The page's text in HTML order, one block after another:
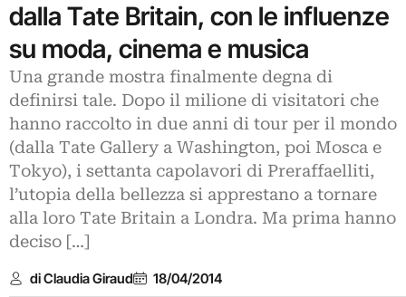
dalla Tate Britain, con le influenze
su moda, cinema e musica
Una grande mostra finalmente degna di
definirsi tale. Dopo il milione di visitatori che
hanno raccolto in due anni di tour per il mondo
(dalla Tate Gallery a Washington, poi Mosca e
Tokyo), i settanta capolavori di Preraffaelliti,
l’utopia della bellezza si apprestano a tornare
alla loro Tate Britain a Londra. Ma prima hanno
deciso […]
di Claudia Giraud 18/04/2014